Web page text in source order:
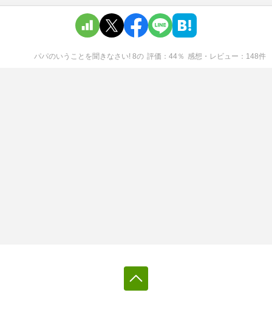
パパのいうことを聞きなさい! 8の 評価 44％ 感想・レビュー 148件